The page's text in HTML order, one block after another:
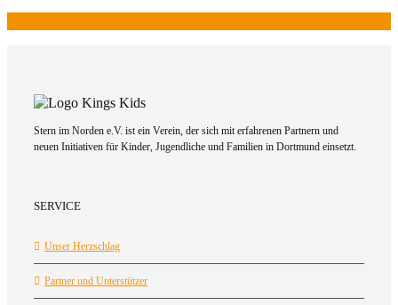
Stern im Norden e.V. ist ein Verein, der sich mit erfahrenen Partnern und
neuen Initiativen für Kinder, Jugendliche und Familien in Dortmund einsetzt.
SERVICE
Unser Herzschlag
Partner und Unterstützer